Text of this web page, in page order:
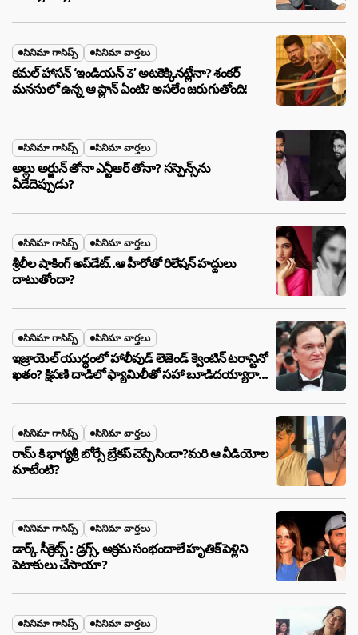
సినిమా గాసిప్స్ సినిమా వార్తలు
కమల్ హాసన్ ‘ఇండియన్ 3’ అటకెక్కినట్లేనా? శంకర్
మనసులో ఉన్న ఆ ప్లాన్ ఏంటి? అసలేం జరుగుతోంది!
సినిమా గాసిప్స్ సినిమా వార్తలు
అల్లు అర్జున్ తోనా ఎన్టీఆర్ తోనా? సస్పెన్స్‌ను
వీడేదెప్పుడు?
సినిమా గాసిప్స్ సినిమా వార్తలు
శ్రీలీల షాకింగ్ అప్‌డేట్..ఆ హీరోతో రిలేషన్ హద్దులు
దాటుతోందా?
సినిమా గాసిప్స్ సినిమా వార్తలు
ఇజ్రాయెల్ యుద్ధంలో హాలీవుడ్ లెజెండ్ క్వెంటిన్ టరాన్టినో
ఖతం? క్షిపణి దాడిలో ఫ్యామిలీతో సహా బూడిదయ్యారా?
సినిమా గాసిప్స్ సినిమా వార్తలు
రామ్ కి భాగ్యశ్రీ బోర్సే బ్రేకప్ చెప్పేసిందా?మరి ఆ వీడియోల
మాటేంటి?
సినిమా గాసిప్స్ సినిమా వార్తలు
డార్క్ సీక్రెట్స్ : డ్రగ్స్, అక్రమ సంభందాలే హృతిక్ పెళ్లిని
పెటాకులు చేసాయా?
సినిమా గాసిప్స్ సినిమా వార్తలు